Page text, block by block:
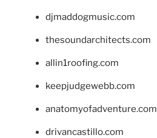
djmaddogmusic.com
thesoundarchitects.com
allin1roofing.com
keepjudgewebb.com
anatomyofadventure.com
drivancastillo.com